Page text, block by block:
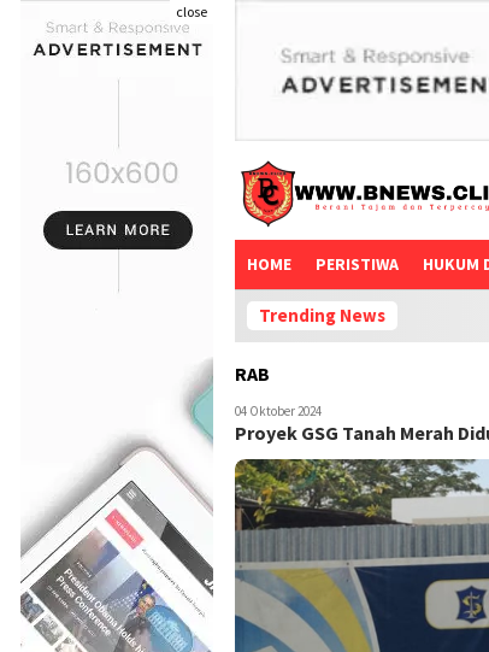
close
HOME PERISTIWA HUKUM
Trending News
RAB
04 Oktober 2024
Proyek GSG Tanah Merah